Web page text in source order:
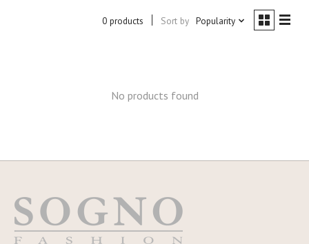
0 products Sort by Popularity
No products found